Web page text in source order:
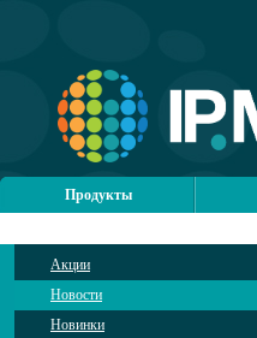
Продукты
Акции
Новости
Новинки